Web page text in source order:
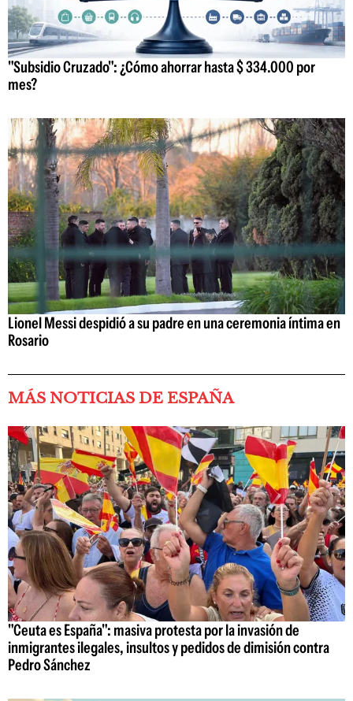
"Subsidio Cruzado": ¿Cómo ahorrar hasta $ 334.000 por
mes?
Lionel Messi despidió a su padre en una ceremonia íntima en
Rosario
MÁS NOTICIAS DE ESPAÑA
"Ceuta es España": masiva protesta por la invasión de
inmigrantes ilegales, insultos y pedidos de dimisión contra
Pedro Sánchez